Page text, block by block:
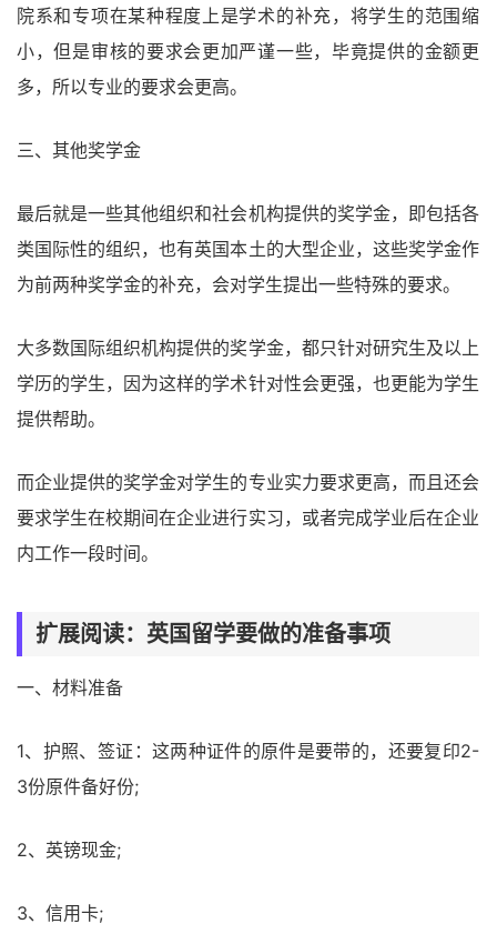
院系和专项在某种程度上是学术的补充，将学生的范围缩
小，但是审核的要求会更加严谨一些，毕竟提供的金额更
多，所以专业的要求会更高。
三、其他奖学金
最后就是一些其他组织和社会机构提供的奖学金，即包括各
类国际性的组织，也有英国本土的大型企业，这些奖学金作
为前两种奖学金的补充，会对学生提出一些特殊的要求。
大多数国际组织机构提供的奖学金，都只针对研究生及以上
学历的学生，因为这样的学术针对性会更强，也更能为学生
提供帮助。
而企业提供的奖学金对学生的专业实力要求更高，而且还会
要求学生在校期间在企业进行实习，或者完成学业后在企业
内工作一段时间。
扩展阅读：英国留学要做的准备事项
一、材料准备
1、护照、签证：这两种证件的原件是要带的，还要复印2-
3份原件备好份;
2、英镑现金;
3、信用卡;